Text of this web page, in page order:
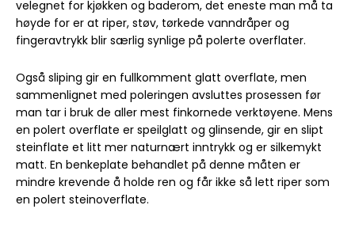
velegnet for kjøkken og baderom, det eneste man må ta
høyde for er at riper, støv, tørkede vanndråper og
fingeravtrykk blir særlig synlige på polerte overflater.
Også sliping gir en fullkomment glatt overflate, men
sammenlignet med poleringen avsluttes prosessen før
man tar i bruk de aller mest finkornede verktøyene. Mens
en polert overflate er speilglatt og glinsende, gir en slipt
steinflate et litt mer naturnært inntrykk og er silkemykt
matt. En benkeplate behandlet på denne måten er
mindre krevende å holde ren og får ikke så lett riper som
en polert steinoverflate.